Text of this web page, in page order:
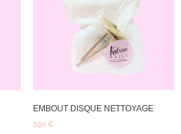
EMBOUT DISQUE NETTOYAGE
3,90 €